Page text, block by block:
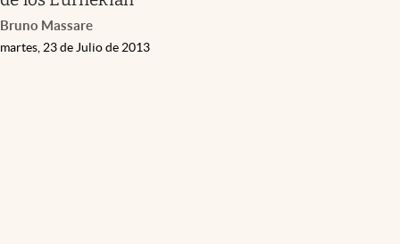
Bruno Massare
martes, 23 de Julio de 2013